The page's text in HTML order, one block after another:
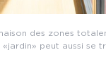
des zones
peut aussi se